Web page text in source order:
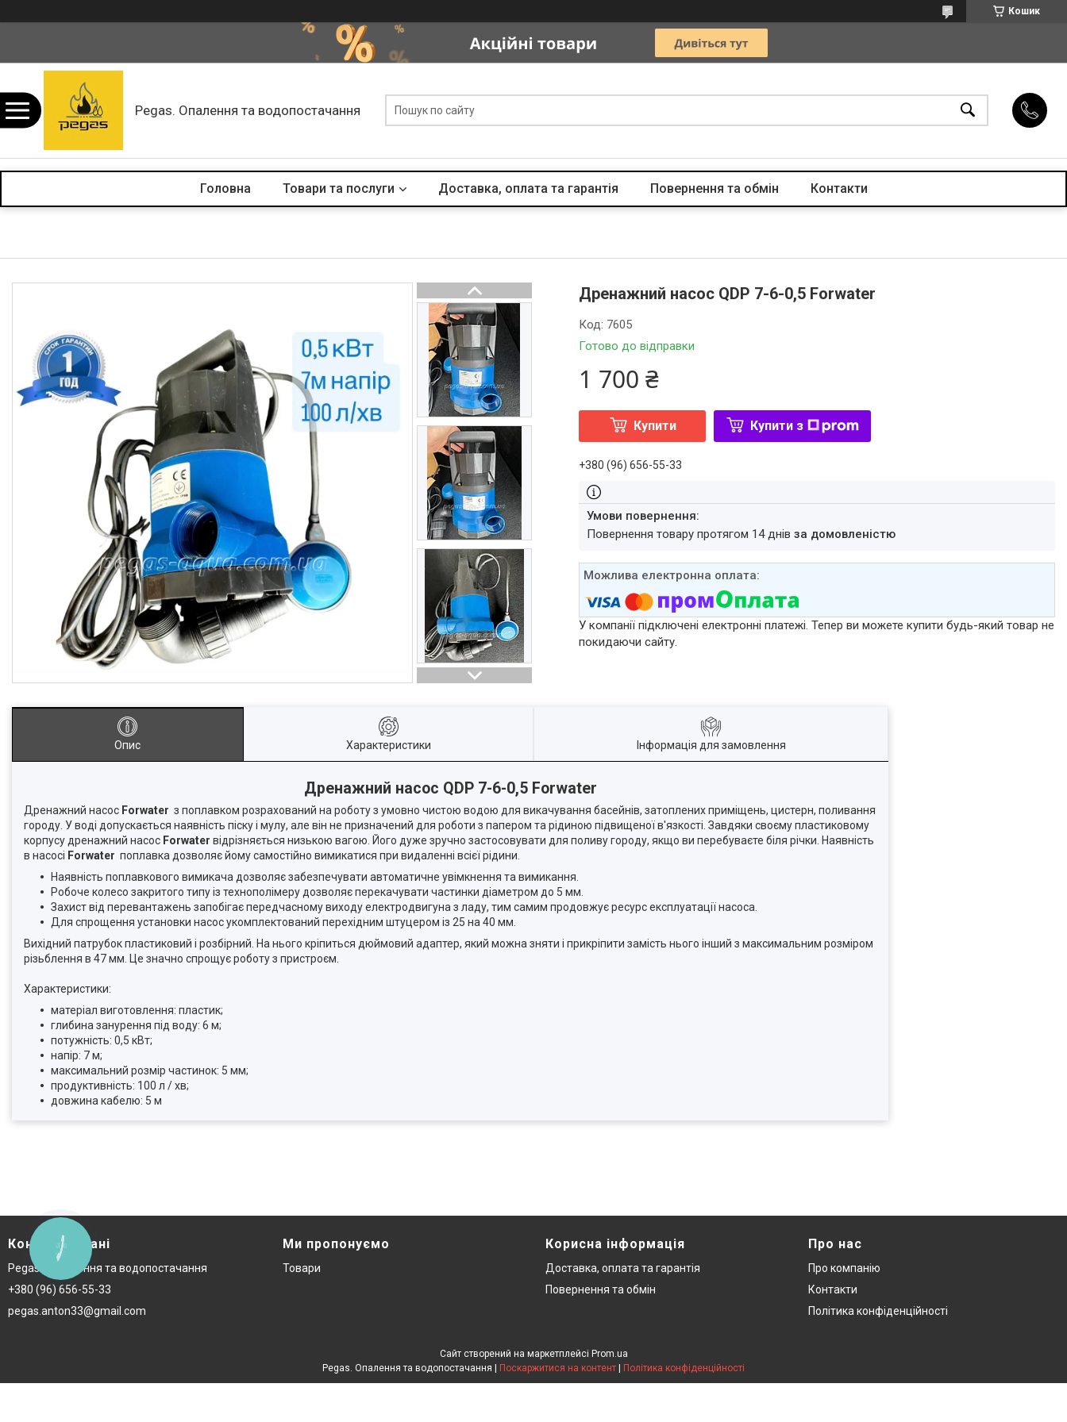
Кошик
Pegas. Опалення та водопостачання
Головна Товари та послуги Доставка, оплата та гарантія Повернення та обмін Контакти
Дренажний насос QDP 7-6-0,5 Forwater
Готово до відправки
Код: 7605
1 700 ₴
Купити Купити з
+380 (96) 656-55-33
повернення товару протягом 14 днівза домовленістю
У компанії підключені електронні платежі. Тепер ви можете купити будь-який товар не
покидаючи сайту.
Опис Характеристики Інформація для замовлення
Дренажний насос QDP 7-6-0,5 Forwater
Дренажний насос Forwater з поплавком розрахований на роботу з умовно чистою водою для викачування басейнів, затоплених приміщень, цистерн, поливання
городу. У воді допускається наявність піску і мулу, але він не призначений для роботи з папером та рідиною підвищеної в'язкості. Завдяки своєму пластиковому
корпусу дренажний насос Forwater відрізняється низькою вагою. Його дуже зручно застосовувати для поливу городу, якщо ви перебуваєте біля річки. Наявність
в насосі Forwater поплавка дозволяє йому самостійно вимикатися при видаленні всієї рідини.
Наявність поплавкового вимикача дозволяє забезпечувати автоматичне увімкнення та вимикання.
Робоче колесо закритого типу із технополімеру дозволяє перекачувати частинки діаметром до 5 мм.
Захист від перевантажень запобігає передчасному виходу електродвигуна з ладу, тим самим продовжує ресурс експлуатації насоса.
Для спрощення установки насос укомплектований перехідним штуцером із 25 на 40 мм.
Вихідний патрубок пластиковий і розбірний. На нього кріпиться дюймовий адаптер, який можна зняти і прикріпити замість нього інший з максимальним розміром
різьблення в 47 мм. Це значно спрощує роботу з пристроєм.
Характеристики:
матеріал виготовлення: пластик;
глибина занурення під воду: 6 м;
потужність: 0,5 кВт;
напір: 7 м;
максимальний розмір частинок: 5 мм;
продуктивність: 100 л / хв;
довжина кабелю: 5 м
Контактні дані
Pegas – опалення та водопостачання
+380 (96) 656-55-33
pegas.anton33@gmail.com
Ми пропонуємо
Товари
Корисна інформація
Доставка, оплата та гарантія
Повернення та обмін
Про нас
Про компанію
Контакти
Політика конфіденційності
Сайт створений на маркетплейсі Prom.ua
Pegas. Опалення та водопостачання | Поскаржитися на контент | Політика конфіденційності
КНОПКА
ЗВ'ЯЗКУ